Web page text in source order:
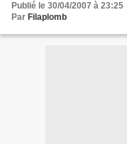
Publié le 30/04/2007 à 23:25
Par Filaplomb